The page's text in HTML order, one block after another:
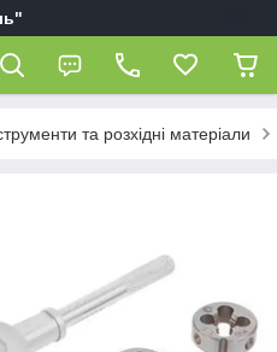
та розхідні матеріали